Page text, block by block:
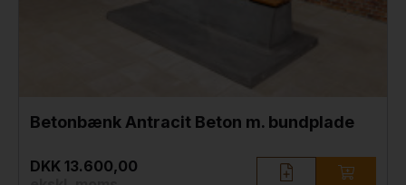
Betonbænk Antracit Beton m. bundplade
DKK 13.600,00